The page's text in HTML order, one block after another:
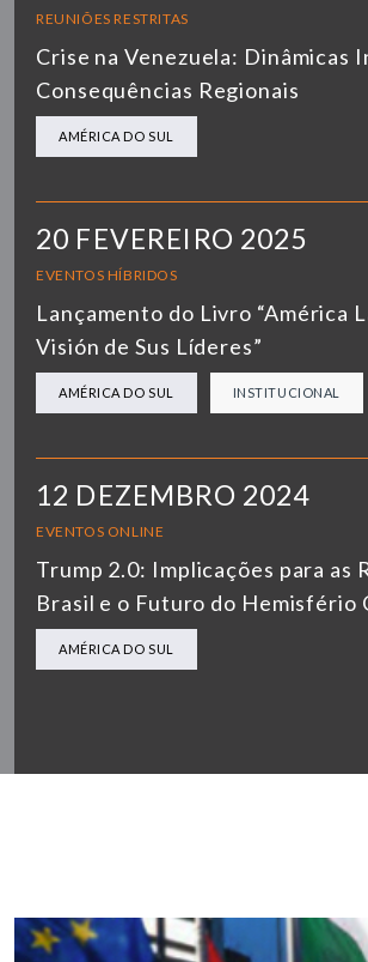
REUNIÕES RESTRITAS
Crise na Venezuela: Dinâmicas
Consequências Regionais
AMÉRICA DO SUL
20 FEVEREIRO 2025
EVENTOS HÍBRIDOS
Lançamento do Livro “América
Visión de Sus Líderes”
AMÉRICA DO SUL INSTITUCIONAL
12 DEZEMBRO 2024
EVENTOS ONLINE
Trump 2.0: Implicações para as
Brasil e o Futuro do Hemisfério
AMÉRICA DO SUL